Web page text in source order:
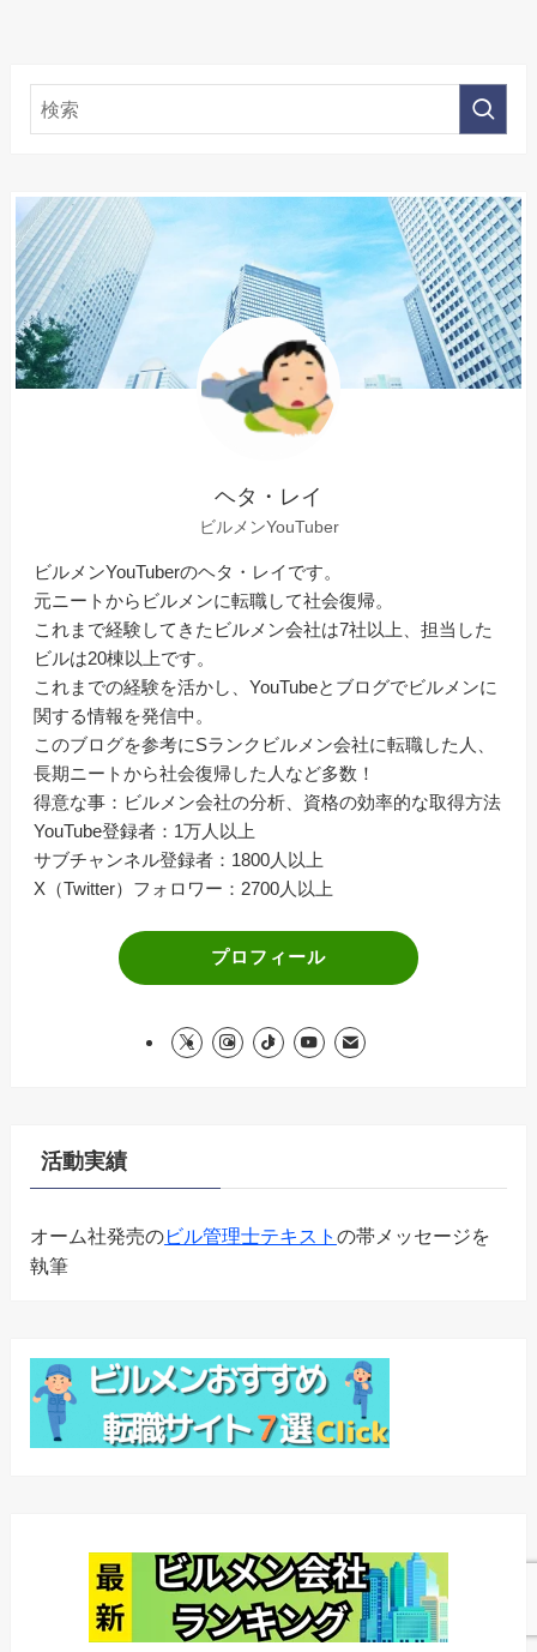
ヘタ・レイ
ビルメンYouTuber
ビルメンYouTuberのヘタ・レイです。
元ニートからビルメンに転職して社会復帰。
これまで経験してきたビルメン会社は7社以上、担当した
ビルは20棟以上です。
これまでの経験を活かし、YouTubeとブログでビルメンに
関する情報を発信中。
このブログを参考にSランクビルメン会社に転職した人、
長期ニートから社会復帰した人など多数！
得意な事：ビルメン会社の分析、資格の効率的な取得方法
YouTube登録者：1万人以上
サブチャンネル登録者：1800人以上
X（Twitter）フォロワー：2700人以上
プロフィール
活動実績
オーム社発売のビル管理士テキスト の帯メッセージを
執筆